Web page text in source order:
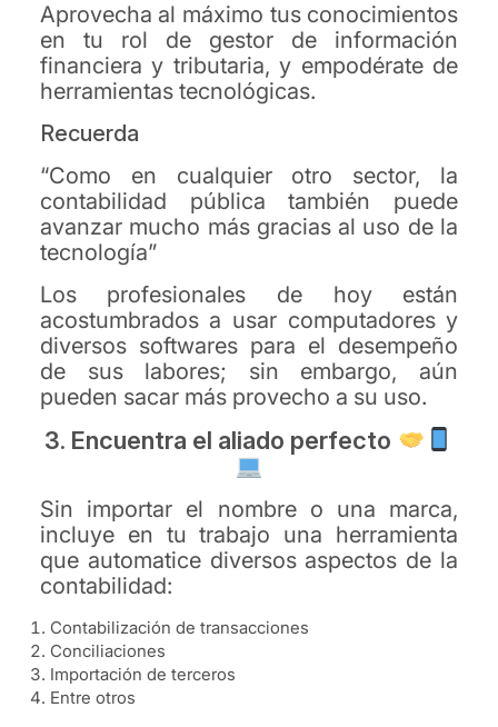
Aprovecha al máximo tus conocimientos
en tu rol de gestor de información
financiera y tributaria, y empodérate de
herramientas tecnológicas.
Recuerda
“Como en cualquier otro sector, la
contabilidad pública también puede
avanzar mucho más gracias al uso de la
tecnología”
Los profesionales de hoy están
acostumbrados a usar computadores y
diversos softwares para el desempeño
de sus labores; sin embargo, aún
pueden sacar más provecho a su uso.
3. Encuentra el aliado perfecto
Sin importar el nombre o una marca,
incluye en tu trabajo una herramienta
que automatice diversos aspectos de la
contabilidad:
Contabilización de transacciones
Conciliaciones
Importación de terceros
Entre otros